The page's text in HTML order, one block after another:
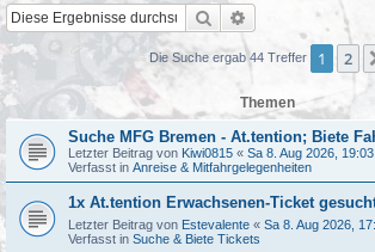
Suche Erweiterte Suche
Die Suche ergab 44 Treffer 1 2
Themen
Suche MFG Bremen - At.tention; Biete
Letzter Beitrag von Kiwi0815 « Sa 8. Aug 2026, 19:03
Verfasst in Anreise & Mitfahrgelegenheiten
1x At.tention Erwachsenen-Ticket
Letzter Beitrag von Estevalente « Sa 8. Aug 2026,
Verfasst in Suche & Biete Tickets